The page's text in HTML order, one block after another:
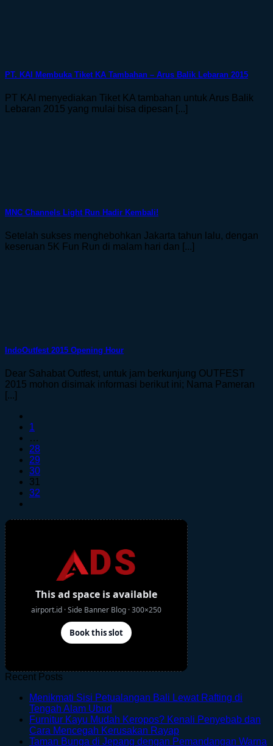
PT. KAI Membuka Tiket KA Tambahan – Arus Balik Lebaran 2015
PT KAI menyediakan Tiket KA tambahan untuk Arus Balik
Lebaran 2015 yang mulai bisa dipesan [...]
MNC Channels Light Run Hadir Kembali!
Setelah sukses menghebohkan Jakarta tahun lalu, dengan
keseruan 5K Fun Run di malam hari dan [...]
IndoOutfest 2015 Opening Hour
Dear Sahabat Outfest, untuk jam berkunjung OUTFEST
2015 mohon disimak informasi berikut ini; Nama Pameran
[...]
1
…
28
29
30
31
32
Recent Posts
Menikmati Sisi Petualangan Bali Lewat Rafting di
Tengah Alam Ubud
Comments
on
Menikmati
Furnitur Kayu Mudah Keropos? Kenali Penyebab dan
Cara Mencegah Kerusakan RayapNo
Comments
Taman Bunga di Jepang dengan Pemandangan Warna